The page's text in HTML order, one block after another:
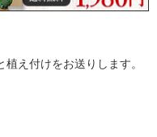
え付けをお送りします。